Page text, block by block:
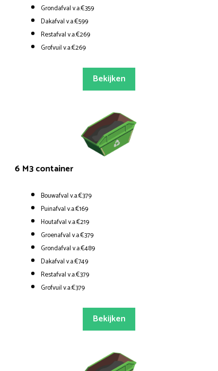
Grondafval v.a.€359
Dakafval v.a.€599
Restafval v.a.€269
Grofvuil v.a.€269
Bekijken
6 M3 container
Bouwafval v.a.€379
Puinafval v.a.€169
Houtafval v.a.€219
Groenafval v.a.€379
Grondafval v.a.€489
Dakafval v.a.€749
Restafval v.a.€379
Grofvuil v.a.€379
Bekijken